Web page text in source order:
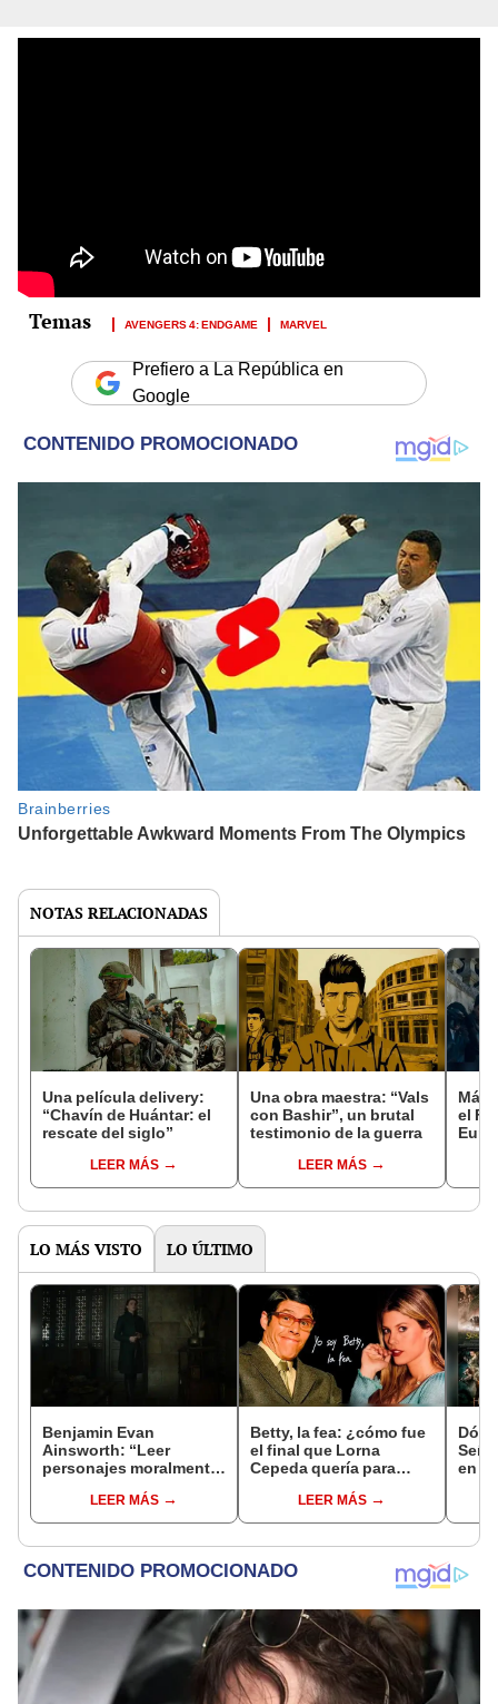
AVENGERS 4: ENDGAME MARVEL
Prefiero a La República en
Google
NOTAS RELACIONADAS
Una película delivery:
“Chavín de Huántar: el
rescate del siglo”
LEER MÁS
Una obra maestra: “Vals
con Bashir”, un brutal
testimonio de la guerra
LEER MÁS
Más
el
LO MÁS VISTO LO ÚLTIMO
Benjamin Evan
Ainsworth: “Leer
personajes moralmente
blanco o negro ni
simple”
LEER MÁS
Betty, la fea: ¿cómo fue
el final que Lorna
Cepeda quería para
LEER MÁS
en